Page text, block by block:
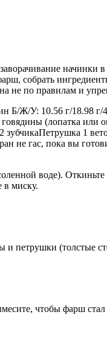
собрать
не по правилам и
Ж/У: 10.56 г/18.98 г/
(лопатка или
1
пока вы
воде).
в миску.
петрушки (толстые
чтобы фарш